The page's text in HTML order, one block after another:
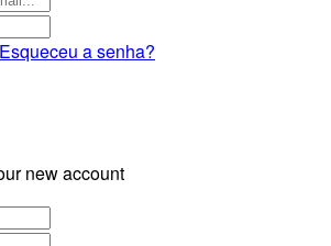
Esqueceu a senha?
new account